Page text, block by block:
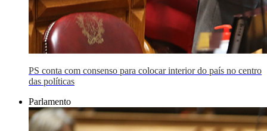
PS conta com consenso para colocar interior do país no centro
das políticas
Parlamento